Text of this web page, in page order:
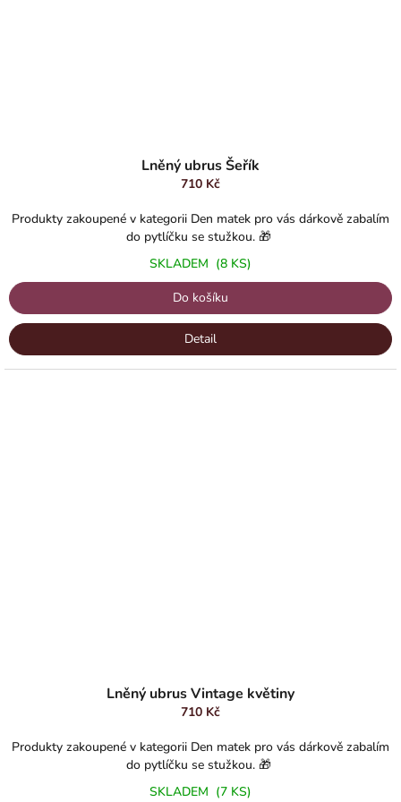
Lněný ubrus Šeřík
710 Kč
Produkty zakoupené v kategorii Den matek pro vás dárkově zabalím
do pytlíčku se stužkou. 🎁
SKLADEM (8 KS)
Do košíku
Detail
Lněný ubrus Vintage květiny
710 Kč
Produkty zakoupené v kategorii Den matek pro vás dárkově zabalím
do pytlíčku se stužkou. 🎁
SKLADEM (7 KS)